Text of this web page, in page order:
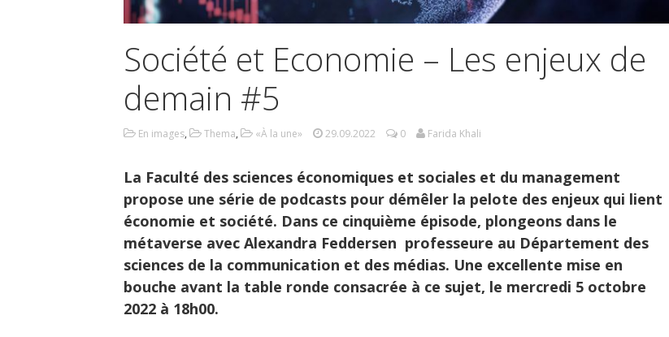
Société et Economie – Les enjeux de
demain #5
En images, Thema, «À la une» 29.09.2022 0 Farida Khali
La Faculté des sciences économiques et sociales et du management
propose une série de podcasts pour démêler la pelote des enjeux qui lient
économie et société. Dans ce cinquième épisode, plongeons dans le
métaverse avec Alexandra Feddersen professeure au Département des
sciences de la communication et des médias. Une excellente mise en
bouche avant la table ronde consacrée à ce sujet, le mercredi 5 octobre
2022 à 18h00.